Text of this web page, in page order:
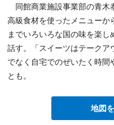
同館商業施設事業部の青木
高級食材を使ったメニューか
までいろいろな国の味を楽
話す。「スイーツはテークア
でなく自宅でのぜいたく時間
とも。
地図